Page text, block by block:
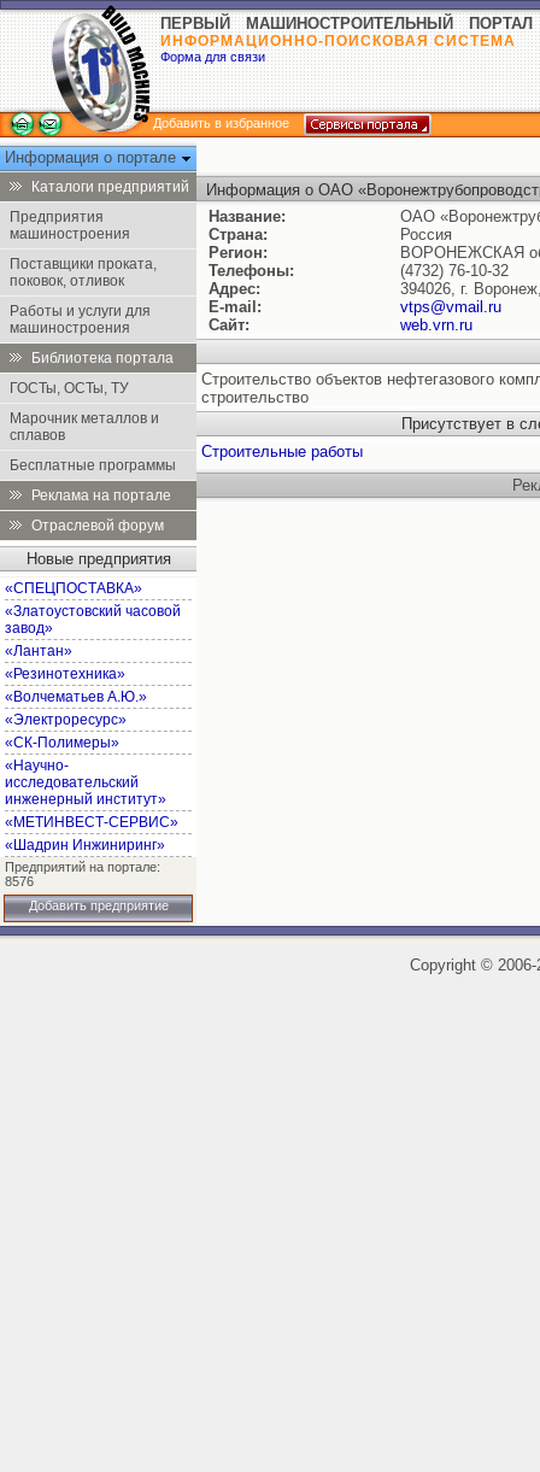
ПЕРВЫЙ МАШИНОСТРОИТЕЛЬНЫЙ ПОРТАЛ
ИНФОРМАЦИОННО-ПОИСКОВАЯ СИСТЕМА
Форма для связи
Добавить в избранное
Информация о портале
Каталоги предприятий
Предприятия
машиностроения
Поставщики проката,
поковок, отливок
Работы и услуги для
машиностроения
Библиотека портала
ГОСТы, ОСТы, ТУ
Марочник металлов и
сплавов
Бесплатные программы
Реклама на портале
Отраслевой форум
Новые предприятия
«СПЕЦПОСТАВКА»
«Златоустовский часовой
завод»
«Лантан»
«Резинотехника»
«Волчематьев А.Ю.»
«Электроресурс»
«СК-Полимеры»
«Научно-
исследовательский
инженерный институт»
«МЕТИНВЕСТ-СЕРВИС»
«Шадрин Инжиниринг»
Предприятий на портале:
8576
Добавить предприятие
Информация о ОАО
Название:
ОАО
Страна:
Россия
Регион:
ВОРОНЕЖСКАЯ
Телефоны:
(4732) 76-10-32
Адрес:
394026, г.
E-mail:
vtps@vmail.ru
Сайт:
web.vrn.ru
Строительство объектов нефтегазового
строительство
Присутствует в
Строительные работы
Copyright ©